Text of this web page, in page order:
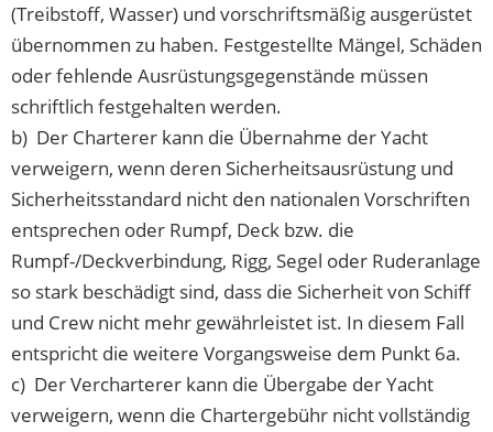
(Treibstoff, Wasser) und vorschriftsmäßig ausgerüstet
übernommen zu haben. Festgestellte Mängel, Schäden
oder fehlende Ausrüstungsgegenstände müssen
schriftlich festgehalten werden.
b) Der Charterer kann die Übernahme der Yacht
verweigern, wenn deren Sicherheitsausrüstung und
Sicherheitsstandard nicht den nationalen Vorschriften
entsprechen oder Rumpf, Deck bzw. die
Rumpf-/Deckverbindung, Rigg, Segel oder Ruderanlage
so stark beschädigt sind, dass die Sicherheit von Schiff
und Crew nicht mehr gewährleistet ist. In diesem Fall
entspricht die weitere Vorgangsweise dem Punkt 6a.
c) Der Vercharterer kann die Übergabe der Yacht
verweigern, wenn die Chartergebühr nicht vollständig